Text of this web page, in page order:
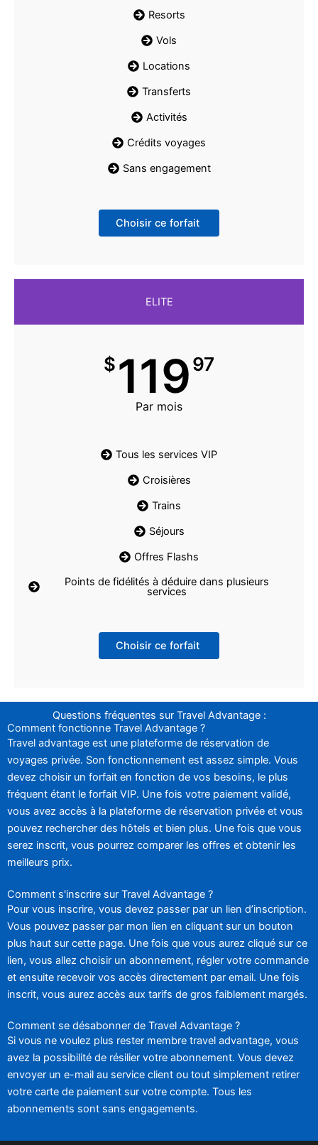
Resorts
Vols
Locations
Transferts
Activités
Crédits voyages
Sans engagement
Choisir ce forfait
ELITE
$11997
Par mois
Tous les services VIP
Croisières
Trains
Séjours
Offres Flashs
Points de fidélités à déduire dans plusieurs
services
Choisir ce forfait
Questions fréquentes sur Travel Advantage :
Comment fonctionne Travel Advantage ?
Travel advantage est une plateforme de réservation de
voyages privée. Son fonctionnement est assez simple. Vous
devez choisir un forfait en fonction de vos besoins, le plus
fréquent étant le forfait VIP. Une fois votre paiement validé,
vous avez accès à la plateforme de réservation privée et vous
pouvez rechercher des hôtels et bien plus. Une fois que vous
serez inscrit, vous pourrez comparer les offres et obtenir les
meilleurs prix.
Comment s'inscrire sur Travel Advantage ?
Pour vous inscrire, vous devez passer par un lien d’inscription.
Vous pouvez passer par mon lien en cliquant sur un bouton
plus haut sur cette page. Une fois que vous aurez cliqué sur ce
lien, vous allez choisir un abonnement, régler votre commande
et ensuite recevoir vos accès directement par email. Une fois
inscrit, vous aurez accès aux tarifs de gros faiblement margés.
Comment se désabonner de Travel Advantage ?
Si vous ne voulez plus rester membre travel advantage, vous
avez la possibilité de résilier votre abonnement. Vous devez
envoyer un e-mail au service client ou tout simplement retirer
votre carte de paiement sur votre compte. Tous les
abonnements sont sans engagements.